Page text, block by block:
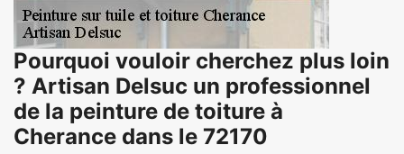
Pourquoi vouloir cherchez plus loin
? Artisan Delsuc un professionnel
de la peinture de toiture à
Cherance dans le 72170